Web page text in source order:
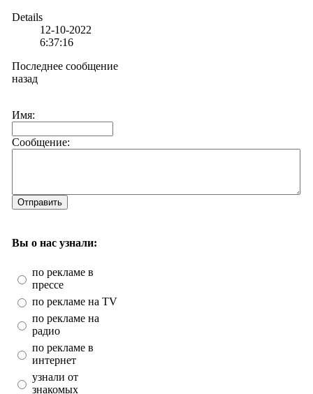
Details
12-10-2022
6:37:16
Последнее сообщение
назад
Имя:
Сообщение:
Отправить
Вы о нас узнали:
по рекламе в
прессе
по рекламе на TV
по рекламе на
радио
по рекламе в
интернет
узнали от
знакомых